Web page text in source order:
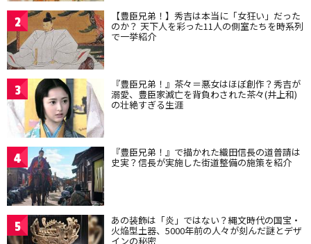
2 【豊臣兄弟！】秀吉は本当に「女狂い」だった
のか？ 天下人を彩った11人の側室たちを時系列
で一挙紹介
3 『豊臣兄弟！』茶々＝悪女はほぼ創作？秀吉が
溺愛、豊臣家滅亡を背負わされた茶々(井上和)
の壮絶すぎる生涯
4 『豊臣兄弟！』で描かれた織田信長の道普請は
史実？信長が実施した街道整備の施策を紹介
5 あの装飾は「炎」ではない？縄文時代の国宝・
火焔型土器、5000年前の人々が刻んだ謎とデザ
インの秘密